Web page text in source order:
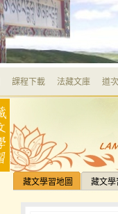
課程下載 法藏文庫 道
藏文學習地圖 藏文學